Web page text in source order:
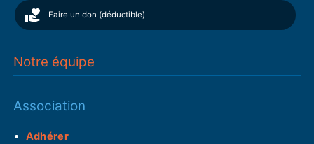
Faire un don (déductible)
Notre équipe
Association
Adhérer